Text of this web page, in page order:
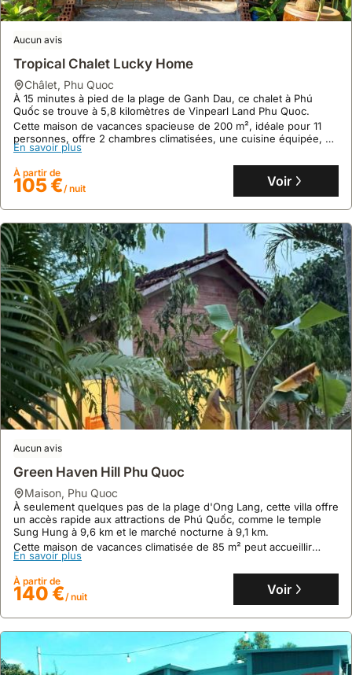
Aucun avis
Tropical Chalet Lucky Home
châlet, Phu Quoc
À 15 minutes à pied de la plage de Ganh Dau, ce chalet à Phú
Quốc se trouve à 5,8 kilomètres de Vinpearl Land Phu Quoc.
Cette maison de vacances spacieuse de 200 m², idéale pour 11
personnes, offre 2 chambres climatisées, une cuisine équipée, un
jacuzzi et une terrasse avec vue sur le jardin.
En savoir plus
À partir de
105 €/ nuit Voir
Aucun avis
Green Haven Hill Phu Quoc
maison, Phu Quoc
À seulement quelques pas de la plage d'Ong Lang, cette villa offre
un accès rapide aux attractions de Phú Quốc, comme le temple
Sung Hung à 9,6 km et le marché nocturne à 9,1 km.
Cette maison de vacances climatisée de 85 m² peut accueillir
jusqu'à 7 personnes avec ses 2 chambres, 2 salles de bain, une
cuisine équipée et un jardin, le tout complété par une connexion
Wi-Fi gratuite et un parking.
En savoir plus
À partir de
140 €/ nuit Voir